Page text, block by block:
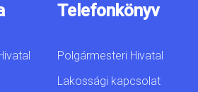
Telefonkönyv
Polgármesteri Hivatal
Lakossági kapcsolat